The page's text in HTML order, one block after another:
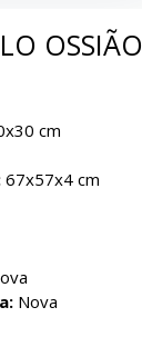
OSSIÃO
cm
67x57x4 cm
Nova